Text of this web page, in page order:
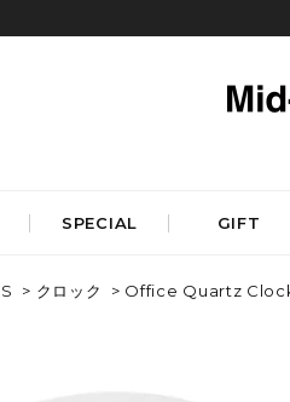
SPECIAL GIFT
> クロック > Office Quartz